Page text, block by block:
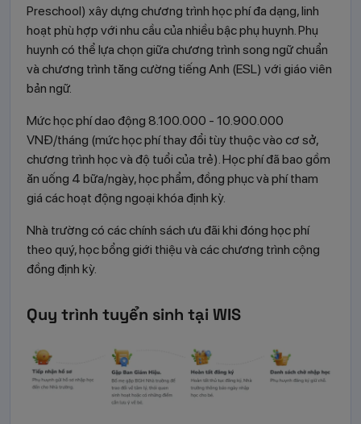
Preschool) xây dựng chương trình học phí đa dạng, linh
hoạt phù hợp với nhu cầu của nhiều bậc phụ huynh. Phụ
huynh có thể lựa chọn giữa chương trình song ngữ chuẩn
và chương trình tăng cường tiếng Anh (ESL) với giáo viên
bản ngữ.
Mức học phí dao động 8.100.000 - 10.900.000
VNĐ/tháng (mức học phí thay đổi tùy thuộc vào cơ sở,
chương trình học và độ tuổi của trẻ). Học phí đã bao gồm
ăn uống 4 bữa/ngày, học phẩm, đồng phục và phí tham
giá các hoạt động ngoại khóa định kỳ.
Nhà trường có các chính sách ưu đãi khi đóng học phí
theo quý, học bổng giới thiệu và các chương trình cộng
đồng định kỳ.
Quy trình tuyển sinh tại WIS